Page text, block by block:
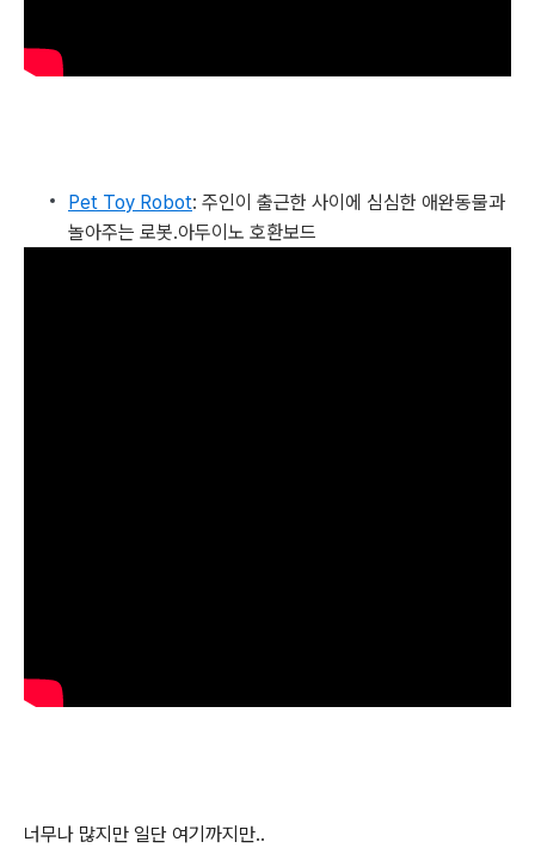
Pet Toy Robot: 주인이 출근한 사이에 심심한 애완동물과
놀아주는 로봇.아두이노 호환보드
너무나 많지만 일단 여기까지만..